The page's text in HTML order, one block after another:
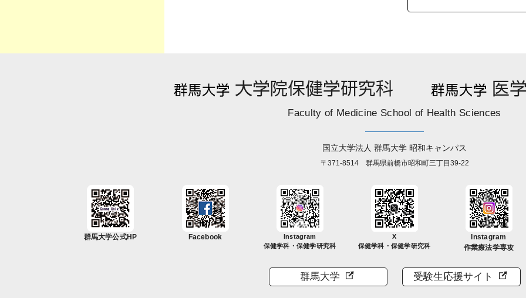
Faculty of Medicine School of Health Sciences
国立大学法人 群馬大学 昭和キャンパス
〒371-8514 群馬県前橋市昭和町三丁目39-22
群馬大学公式HP Facebook
Instagram
保健学科・保健学研究科
X
保健学科・保健学研究科
Instagram
作業療法学専攻
群馬大学 受験生応援サイト